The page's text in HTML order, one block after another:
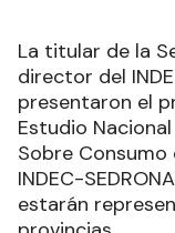
La titular de la
director del
presentaron el
Estudio
Sobre
INDEC-
estarán